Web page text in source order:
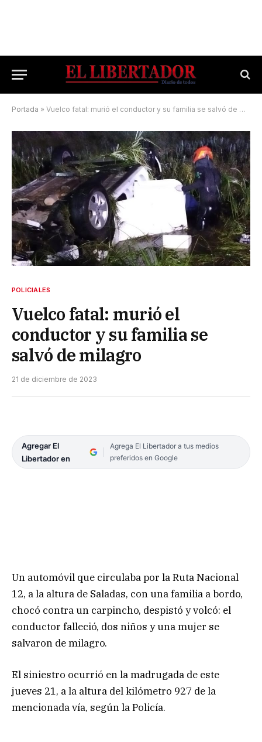
Portada » Vuelco fatal: murió el conductor y su familia se salvó de milagro
POLICIALES
Vuelco fatal: murió el
conductor y su familia se
salvó de milagro
21 de diciembre de 2023
Agregar El
Libertador en
Agrega El Libertador a tus medios
preferidos en Google
Un automóvil que circulaba por la Ruta Nacional
12, a la altura de Saladas, con una familia a bordo,
chocó contra un carpincho, despistó y volcó: el
conductor falleció, dos niños y una mujer se
salvaron de milagro.
El siniestro ocurrió en la madrugada de este
jueves 21, a la altura del kilómetro 927 de la
mencionada vía, según la Policía.